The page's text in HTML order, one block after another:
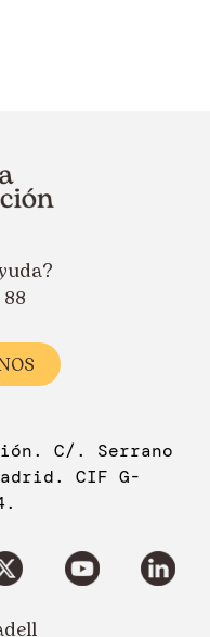
C/. Serrano
CIF G-